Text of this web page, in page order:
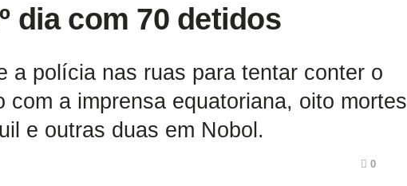
dia com 70 detidos
a polícia nas ruas para tentar conter o
a imprensa equatoriana, oito mortes
e outras duas em Nobol.
0